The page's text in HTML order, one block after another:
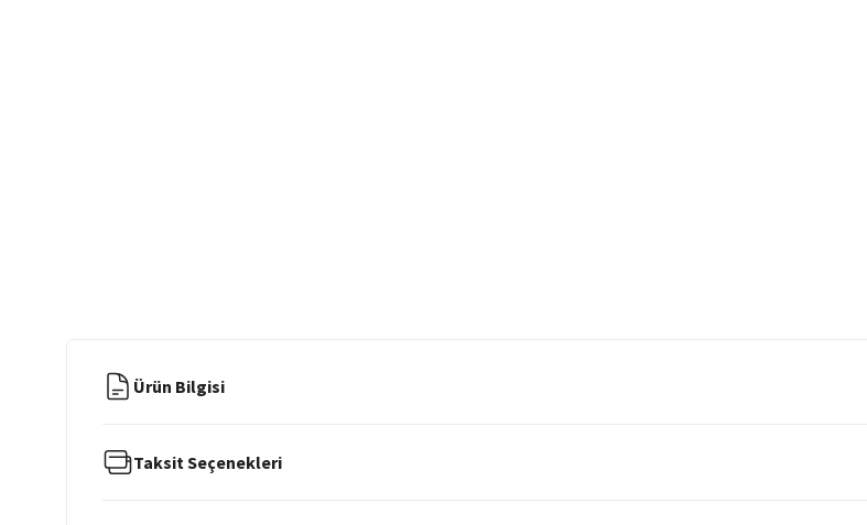
Ürün Bilgisi
Taksit Seçenekleri